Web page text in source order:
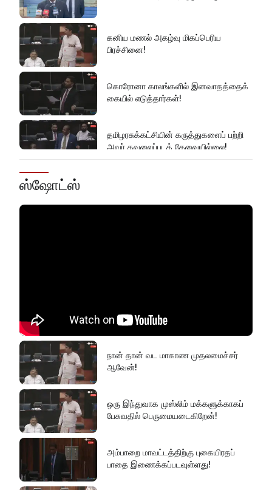
கனிய மணல் அகழ்வு மிகப்பெரிய
பிரச்சினை!
கொரோனா காலங்களில் இனவாதத்தைக்
கையில் எடுத்தார்கள்!
தமிழரசுக்கட்சியின் கருத்துகளைப் பற்றி
அவர் கவலைப்படத் தேவையில்லை!
தமிழர் பகுதிகளில் ஏன் இவ்வாறு
நடக்கிறது?
அதிகரிக்கின்றது!
செம்மறி என்று கூறுவது பிழை!
ஸ்ஷோட்ஸ்
நான் தான் வட மாகாண முதலமைச்சர்
ஆவேன்!
ஒரு இந்துவாக முஸ்லிம் மக்களுக்காகப்
பேசுவதில் பெருமையடைகிறேன்!
அம்பாறை மாவட்டத்திற்கு புகையிரதப்
பாதை இணைக்கப்படவுள்ளது!